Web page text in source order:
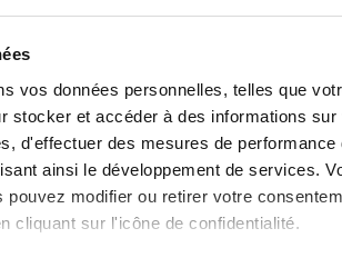
vos données personnelles, telles que
stocker et accéder à des informations
d'effectuer des mesures de
ainsi le développement de services.
modifier ou retirer votre
cliquant sur l'icône de confidentialité.
manger pour les éviter ?
? Elles peuvent venir d'un déséquilibre
le point et trouvons la meilleure façon de